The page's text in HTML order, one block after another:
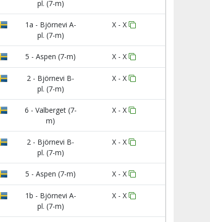
pl. (7-m)
1a - Björnevi A-
pl. (7-m)
X - X
5 - Aspen (7-m) X - X
2 - Björnevi B-
pl. (7-m)
X - X
6 - Valberget (7-
m)
X - X
2 - Björnevi B-
pl. (7-m)
X - X
5 - Aspen (7-m) X - X
1b - Björnevi A-
pl. (7-m)
X - X